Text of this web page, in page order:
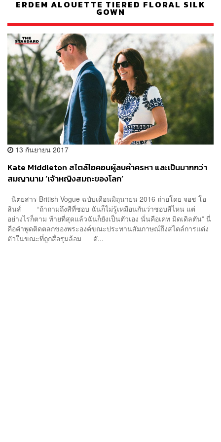
ERDEM ALOUETTE TIERED FLORAL SILK
GOWN
13 กันยายน 2017
Kate Middleton สไตล์ไอคอนผู้ลบคำครหา และเป็นมากกว่า
สมญานาม ‘เจ้าหญิงสมถะของโลก’
นิตยสาร British Vogue ฉบับเดือนมิถุนายน 2016 ถ่ายโดย จอช โอ
ลินส์ “ถ้าถามถึงสีที่ชอบ ฉันก็ไม่รู้เหมือนกันว่าชอบสีไหน แต่
อย่างไรก็ตาม ท้ายที่สุดแล้วฉันก็ยังเป็นตัวเอง นั่นคือเคท มิดเดิลตัน” นี่
คือคำพูดติดตลกของพระองค์ขณะประทานสัมภาษณ์ถึงสไตล์การแต่ง
ตัวในขณะที่ถูกสื่อรุมล้อม ดั...